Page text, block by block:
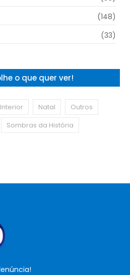
(148)
(33)
o que quer ver!
Interior Natal
Outros
Sombras da História